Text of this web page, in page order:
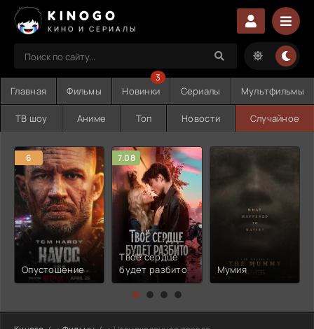
KINOGO
КИНО И СЕРИАЛЫ
Главная Фильмы Новинки
3
Сериалы Мультфильмы
ТВ шоу Аниме Топ Новости Случайное
6
Опустошение
7.08
Твоё сердце
будет разбито
Мумия